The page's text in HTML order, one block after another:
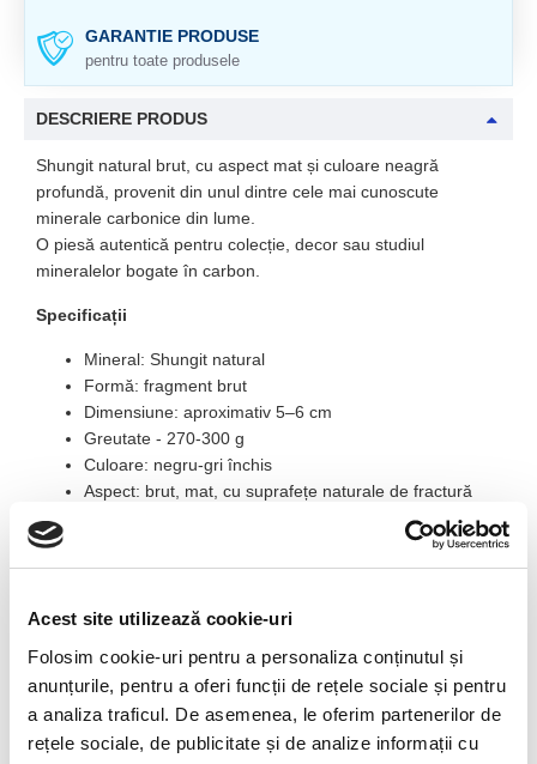
Acest site utilizează cookie-uri
Folosim cookie-uri pentru a personaliza conținutul și
anunțurile, pentru a oferi funcții de rețele sociale și pentru
a analiza traficul. De asemenea, le oferim partenerilor de
rețele sociale, de publicitate și de analize informații cu
GARANTIE PRODUSE
pentru toate produsele
DESCRIERE PRODUS
Shungit natural brut, cu aspect mat și culoare neagră
profundă, provenit din unul dintre cele mai cunoscute
minerale carbonice din lume.
O piesă autentică pentru colecție, decor sau studiul
mineralelor bogate în carbon.
Specificații
Mineral: Shungit natural
Formă: fragment brut
Dimensiune: aproximativ 5–6 cm
Greutate - 270-300 g
Culoare: negru-gri închis
Aspect: brut, mat, cu suprafețe naturale de fractură
Shungitul este o rocă naturală bogată în carbon, apreciată
atât de colecționari, cât și de pasionații de minerale datorită
aspectului său distinct și originii sale geologice interesante.
Suprafața sa neagră mată și structura compactă îi oferă un